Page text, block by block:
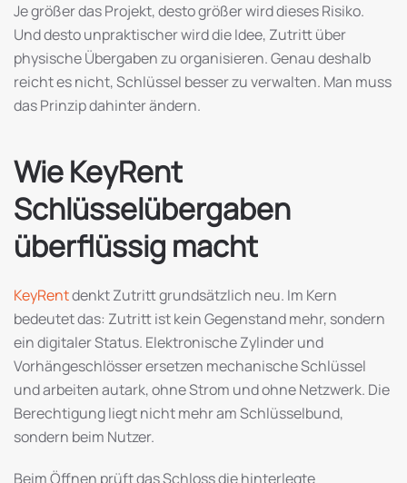
Je größer das Projekt, desto größer wird dieses Risiko.
Und desto unpraktischer wird die Idee, Zutritt über
physische Übergaben zu organisieren. Genau deshalb
reicht es nicht, Schlüssel besser zu verwalten. Man muss
das Prinzip dahinter ändern.
Wie KeyRent
Schlüsselübergaben
überflüssig macht
KeyRentdenkt Zutritt grundsätzlich neu. Im Kern
bedeutet das: Zutritt ist kein Gegenstand mehr, sondern
ein digitaler Status. Elektronische Zylinder und
Vorhängeschlösser ersetzen mechanische Schlüssel
und arbeiten autark, ohne Strom und ohne Netzwerk. Die
Berechtigung liegt nicht mehr am Schlüsselbund,
sondern beim Nutzer.
Beim Öffnen prüft das Schloss die hinterlegte